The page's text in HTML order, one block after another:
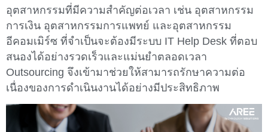
อุตสาหกรรมที่มีความสำคัญต่อเวลา เช่น อุตสาหกรรม
การเงิน อุตสาหกรรมการแพทย์ และอุตสาหกรรม
อีคอมเมิร์ซ ที่จำเป็นจะต้องมีระบบ IT Help Desk ที่ตอบ
สนองได้อย่างรวดเร็วและแม่นยำตลอดเวลา
Outsourcing จึงเข้ามาช่วยให้สามารถรักษาความต่อ
เนื่องของการดำเนินงานได้อย่างมีประสิทธิภาพ